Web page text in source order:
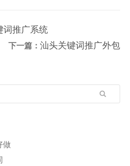
词推广系统
下一篇： 汕头关键词推广外包
做